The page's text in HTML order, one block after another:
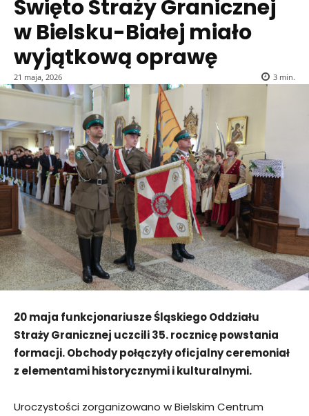
Święto Straży Granicznej
w Bielsku-Białej miało
wyjątkową oprawę
21 maja, 2026 3 min.
20 maja funkcjonariusze Śląskiego Oddziału
Straży Granicznej uczcili 35. rocznicę powstania
formacji. Obchody połączyły oficjalny ceremoniał
z elementami historycznymi i kulturalnymi.
Uroczystości zorganizowano w Bielskim Centrum